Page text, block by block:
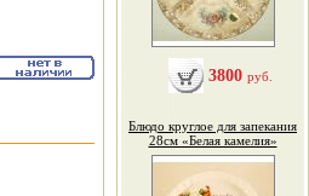
3800 руб.
Блюдо круглое для запекания
28см «Белая камелия»